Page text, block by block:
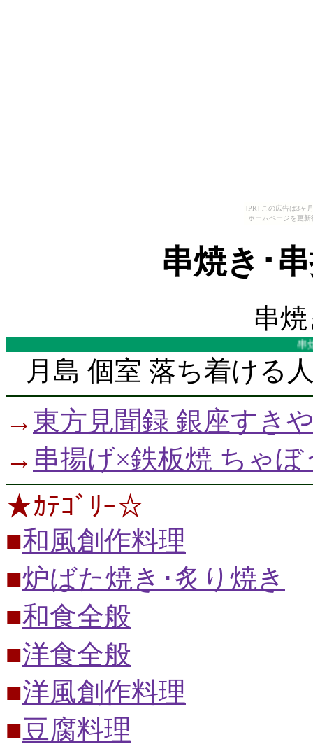
[PR] この広告は3ヶ
ホームページを更
串焼き･
串
串焼
月島 個室 落ち着ける
→ 東方見聞録 銀座すき
→ 串揚げ×鉄板焼 ちゃぼ
★ｶﾃｺﾞﾘｰ☆
■和風創作料理
■炉ばた焼き･炙り焼き
■和食全般
■洋食全般
■洋風創作料理
■豆腐料理